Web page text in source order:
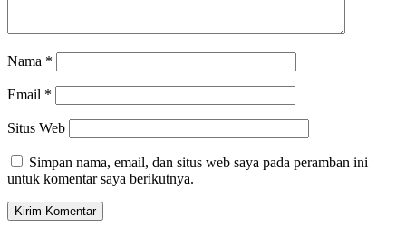
Nama *
Email *
Situs Web
Simpan nama, email, dan situs web saya pada peramban ini
untuk komentar saya berikutnya.